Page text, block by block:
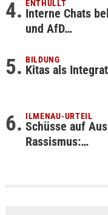
ENTHÜLLT
Interne Chats
und AfD…
BILDUNG
Kitas als
ILMENAU-URTEIL
Schüsse auf
Rassismus:…